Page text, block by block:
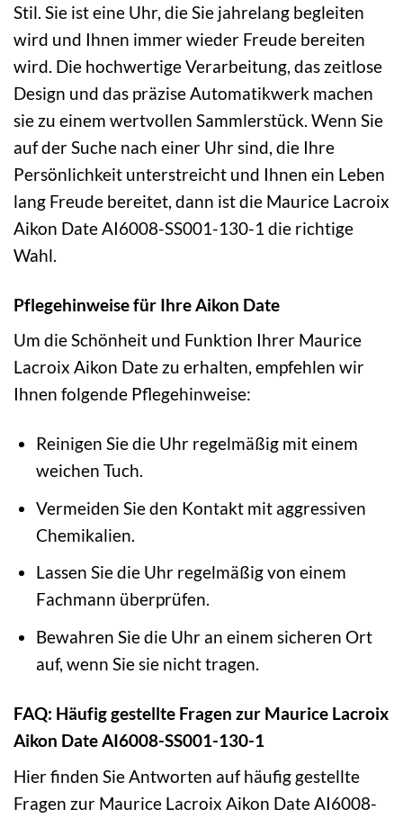
Stil. Sie ist eine Uhr, die Sie jahrelang begleiten
wird und Ihnen immer wieder Freude bereiten
wird. Die hochwertige Verarbeitung, das zeitlose
Design und das präzise Automatikwerk machen
sie zu einem wertvollen Sammlerstück. Wenn Sie
auf der Suche nach einer Uhr sind, die Ihre
Persönlichkeit unterstreicht und Ihnen ein Leben
lang Freude bereitet, dann ist die Maurice Lacroix
Aikon Date AI6008-SS001-130-1 die richtige
Wahl.
Pflegehinweise für Ihre Aikon Date
Um die Schönheit und Funktion Ihrer Maurice
Lacroix Aikon Date zu erhalten, empfehlen wir
Ihnen folgende Pflegehinweise:
Reinigen Sie die Uhr regelmäßig mit einem
weichen Tuch.
Vermeiden Sie den Kontakt mit aggressiven
Chemikalien.
Lassen Sie die Uhr regelmäßig von einem
Fachmann überprüfen.
Bewahren Sie die Uhr an einem sicheren Ort
auf, wenn Sie sie nicht tragen.
FAQ: Häufig gestellte Fragen zur Maurice Lacroix
Aikon Date AI6008-SS001-130-1
Hier finden Sie Antworten auf häufig gestellte
Fragen zur Maurice Lacroix Aikon Date AI6008-